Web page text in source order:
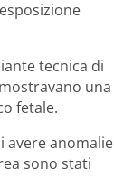
tecnica di
una
fetale.
avere anomalie
sono stati